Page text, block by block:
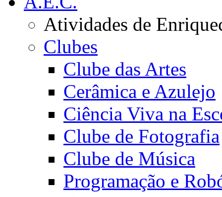
Atividades de
Clubes
Clube das Artes
Cerâmica e Azulejo
Ciência Viva na
Clube de Fotografia
Clube de Música
Programação e